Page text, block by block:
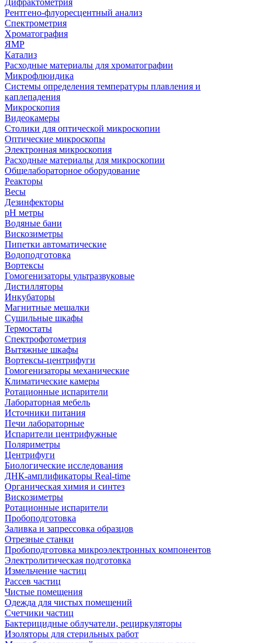
Дифрактометрия
Рентгено-флуоресцентный анализ
Спектрометрия
Хроматография
ЯМР
Катализ
Расходные материалы для хроматографии
Микрофлюидика
Системы определения температуры плавления и
каплепадения
Микроскопия
Видеокамеры
Столики для оптической микроскопии
Оптические микроскопы
Электронная микроскопия
Расходные материалы для микроскопии
Общелабораторное оборудование
Реакторы
Весы
Дезинфекторы
рН метры
Водяные бани
Вискозиметры
Пипетки автоматические
Водоподготовка
Вортексы
Гомогенизаторы ультразвуковые
Дистилляторы
Инкубаторы
Магнитные мешалки
Сушильные шкафы
Термостаты
Спектрофотометрия
Вытяжные шкафы
Вортексы-центрифуги
Гомогенизаторы механические
Климатические камеры
Ротационные испарители
Лабораторная мебель
Источники питания
Печи лабораторные
Испарители центрифужные
Поляриметры
Центрифуги
Биологические исследования
ДНК-амплификаторы Real-time
Органическая химия и синтез
Вискозиметры
Ротационные испарители
Пробоподготовка
Заливка и запрессовка образцов
Отрезные станки
Пробоподготовка микроэлектронных компонентов
Электролитическая подготовка
Измельчение частиц
Рассев частиц
Чистые помещения
Одежда для чистых помещений
Счетчики частиц
Бактерицидные облучатели, рециркуляторы
Изоляторы для стерильных работ